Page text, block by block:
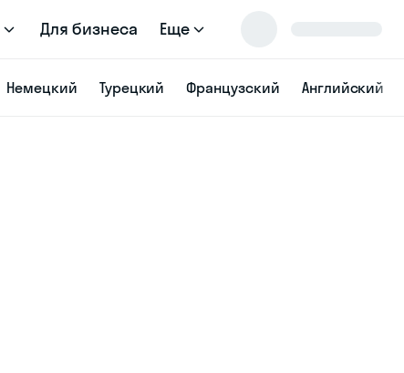
Для бизнеса Еще
Немецкий Турецкий Французский Английский